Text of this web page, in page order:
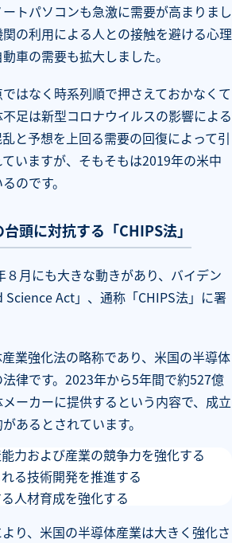
トパソコンも急激に需要が高まりまし
の利用による人との接触を避ける心理
車の需要も拡大しました。
はなく時系列順で押さえておかなくて
足は新型コロナウイルスの影響による
と予想を上回る需要の回復によって引
いますが、そもそもは2019年の米中
のです。
頭に対抗する「CHIPS法」
８月にも大きな動きがあり、バイデン
Science Act」、通称「CHIPS法」に署
業強化法の略称であり、米国の半導体
律です。2023年から5年間で約527億
ーカーに提供するという内容で、成立
あるとされています。
力および産業の競争力を強化する
る技術開発を推進する
人材育成を強化する
り、米国の半導体産業は大きく強化さ